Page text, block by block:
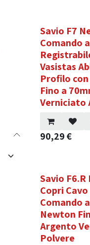
Savio F7
Comando
Vasistas
Profilo
Fino a
Verniciato
90,29€
Savio
Copri
Comando
Newton
Argento
Polvere